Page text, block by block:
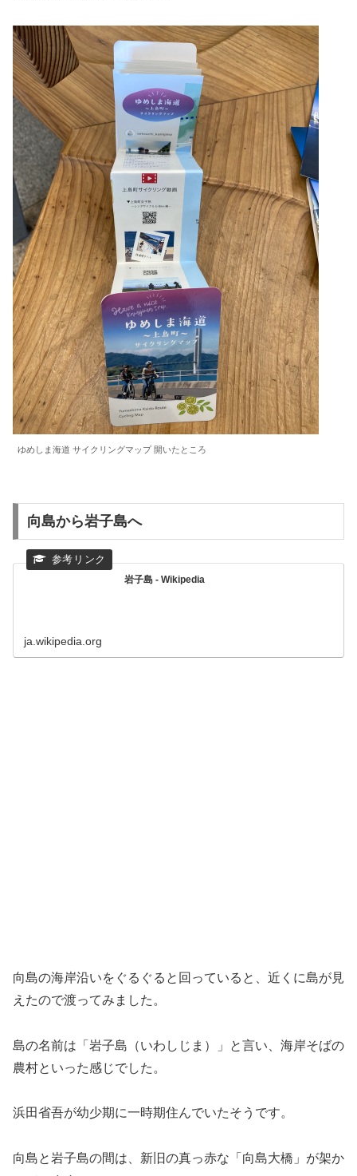
ゆめしま海道 サイクリングマップ 開いたところ
向島から岩子島へ
岩子島 - Wikipedia
ja.wikipedia.org
向島の海岸沿いをぐるぐると回っていると、近くに島が見
えたので渡ってみました。
島の名前は「岩子島（いわしじま）」と言い、海岸そばの
農村といった感じでした。
浜田省吾が幼少期に一時期住んでいたそうです。
向島と岩子島の間は、新旧の真っ赤な「向島大橋」が架か